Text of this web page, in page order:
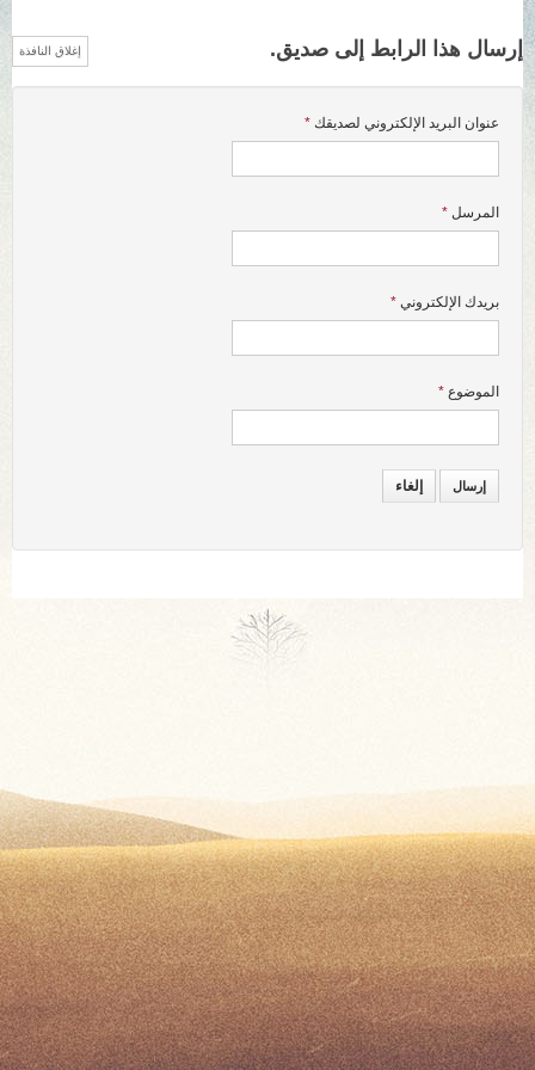
إرسال هذا الرابط إلى صديق. إغلاق النافذة
عنوان البريد الإلكتروني لصديقك *
المرسل *
بريدك الإلكتروني *
الموضوع *
إرسال إلغاء